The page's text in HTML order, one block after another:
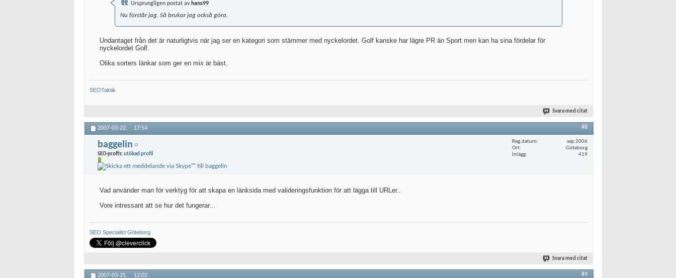
Ursprungligen postat av hans99
Nu förstår jag. Så brukar jag också göra.
Undantaget från det är naturligtvis när jag ser en kategori som stämmer med nyckelordet. Golf kanske har lägre PR än Sport men kan ha sina fördelar för
nyckelordet Golf.
Olika sorters länkar som ger en mix är bäst.
SEOTaktik
Svara med citat
2007-03-22, 17:54 #8
baggelin
SEO-proffs:utökad profil
Reg.datum
sep 2006
Ort
Göteborg
Inlägg
419
Vad använder man för verktyg för att skapa en länksida med valideringsfunktion för att lägga till URLer..
Vore intressant att se hur det fungerar...
SEO Specialist Göteborg
Svara med citat
2007-03-25, 12:02 #9